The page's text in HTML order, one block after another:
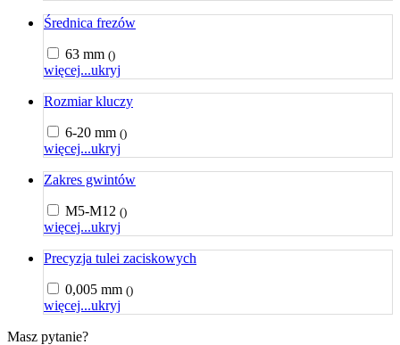
Średnica frezów
63 mm ()
więcej...ukryj
Rozmiar kluczy
6-20 mm ()
więcej...ukryj
Zakres gwintów
M5-M12 ()
więcej...ukryj
Precyzja tulei zaciskowych
0,005 mm ()
więcej...ukryj
Masz pytanie?